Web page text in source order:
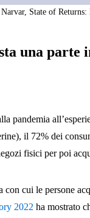
State of Returns:
una parte
pandemia
il 72% dei
fisici per poi
con cui le persone
2022 ha mostrato